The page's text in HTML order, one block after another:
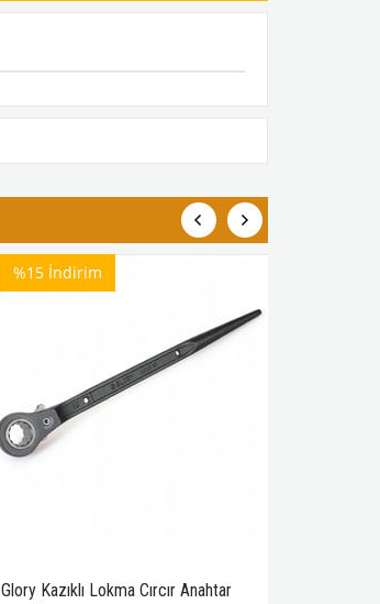
Glory Kazıklı Lokma Cırcır Anahtar
%15 İndirim